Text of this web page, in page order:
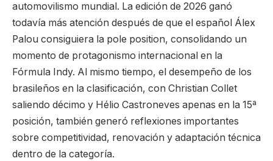
automovilismo mundial. La edición de 2026 ganó
todavía más atención después de que el español Álex
Palou consiguiera la pole position, consolidando un
momento de protagonismo internacional en la
Fórmula Indy. Al mismo tiempo, el desempeño de los
brasileños en la clasificación, con Christian Collet
saliendo décimo y Hélio Castroneves apenas en la 15ª
posición, también generó reflexiones importantes
sobre competitividad, renovación y adaptación técnica
dentro de la categoría.